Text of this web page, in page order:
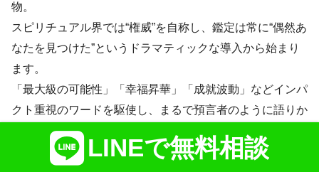
物。
スピリチュアル界では“権威”を自称し、鑑定は常に“偶然あ
なたを見つけた”というドラマティックな導入から始まり
ます。
「最大級の可能性」「幸福昇華」「成就波動」などインパ
クト重視のワードを駆使し、まるで預言者のように語りか
けてきます。鑑定は初回無料とされつつも、気づけば瀧見
からのメールの連投と、一通1500円もする高額メールで
LINEで無料相談